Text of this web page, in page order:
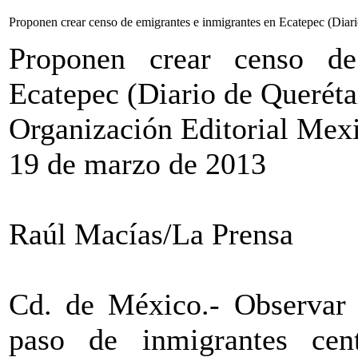
Proponen crear censo de emigrantes e inmigrantes en Ecatepec
Proponen crear censo
Ecatepec (Diario de
Organización Editorial
19 de marzo de 2013
Raúl Macías/La Prensa
Cd. de México.-
paso de inmigrantes